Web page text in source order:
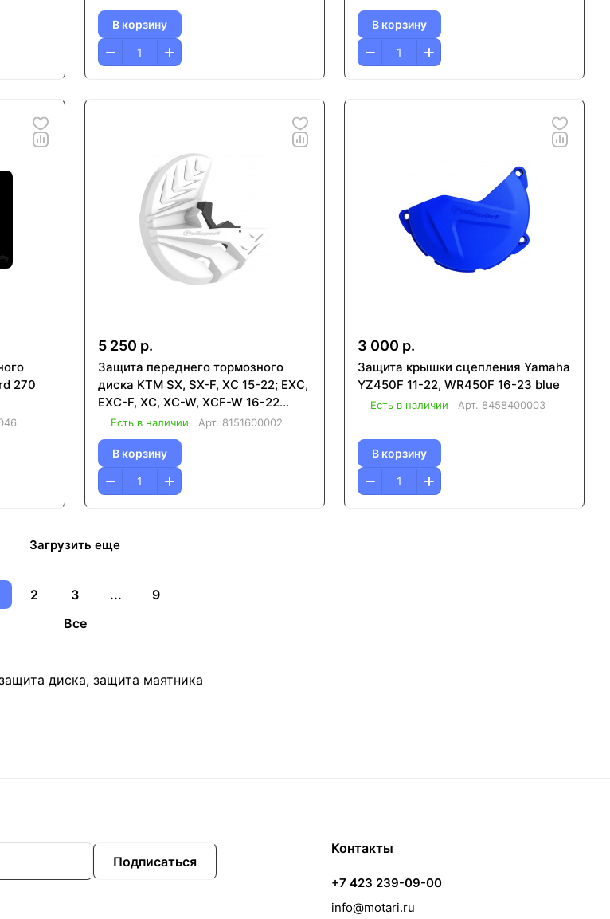
В корзину В корзину
270
5 250 р.
Защита переднего тормозного
диска KTM SX, SX-F, XC 15-22; EXC,
EXC-F, XC, XC-W, XCF-W 16-22
WH/BLK
Есть в наличии Арт. 8151600002
В корзину
3 000 р.
Защита крышки сцепления Yamaha
YZ450F 11-22, WR450F 16-23 blue
Есть в наличии Арт. 8458400003
В корзину
Загрузить еще
2 3 ...
9
Все
диска, защита маятника
Подписаться
Контакты
+7 423 239-09-00
info@motari.ru